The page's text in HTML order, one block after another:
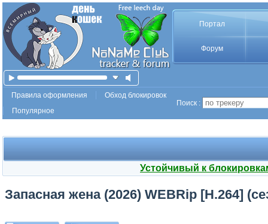
Портал
Форум
Правила оформления
Обход блокировок
Популярное
Поиск :
Устойчивый к
Запасная жена (2026) WEBRip [H.264]